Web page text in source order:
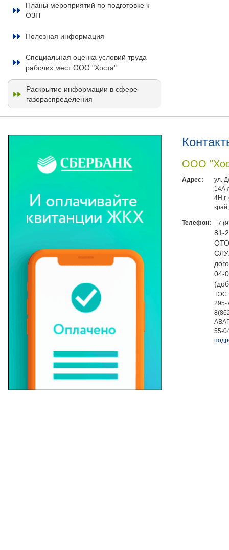
Планы мероприятий по подготовке к
ОЗП
Полезная информация
Специальная оценка условий труда
рабочих мест ООО "Хоста"
Раскрытие информации в сфере
газораспределения
ООО
Адрес:
ул.
14А
Телефон: +7
81-
04-
ТЭС
295-
55-